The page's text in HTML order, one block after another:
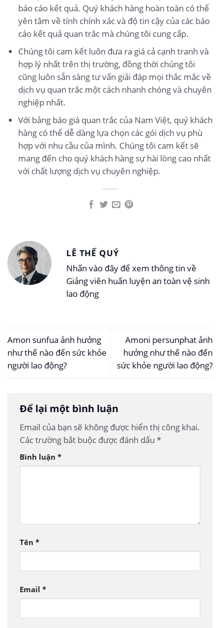
báo cáo kết quả. Quý khách hàng hoàn toàn có thể
yên tâm về tính chính xác và độ tin cậy của các báo
cáo kết quả quan trắc mà chúng tôi cung cấp.
Chúng tôi cam kết luôn đưa ra giá cả cạnh tranh và
hợp lý nhất trên thị trường, đồng thời chúng tôi
cũng luôn sẵn sàng tư vấn giải đáp mọi thắc mắc về
dịch vụ quan trắc một cách nhanh chóng và chuyên
nghiệp nhất.
Với bảng báo giá quan trắc của Nam Việt, quý khách
hàng có thể dễ dàng lựa chọn các gói dịch vụ phù
hợp với nhu cầu của mình. Chúng tôi cam kết sẽ
mang đến cho quý khách hàng sự hài lòng cao nhất
với chất lượng dịch vụ chuyên nghiệp.
LÊ THẾ QUÝ
Nhấn vào đây để xem thông tin về
Giảng viên huấn luyện an toàn vệ sinh
lao động
Amon sunfua ảnh hưởng
như thế nào đến sức khỏe
người lao động?
Amoni persunphat ảnh
hưởng như thế nào đến
sức khỏe người lao động?
Để lại một bình luận
Email của bạn sẽ không được hiển thị công khai.
Các trường bắt buộc được đánh dấu *
Bình luận *
Tên *
Email *